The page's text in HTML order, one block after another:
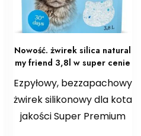
Nowość. żwirek silica natural
my friend 3,8l w super cenie
Ezpyłowy, bezzapachowy
żwirek silikonowy dla kota
jakości Super Premium